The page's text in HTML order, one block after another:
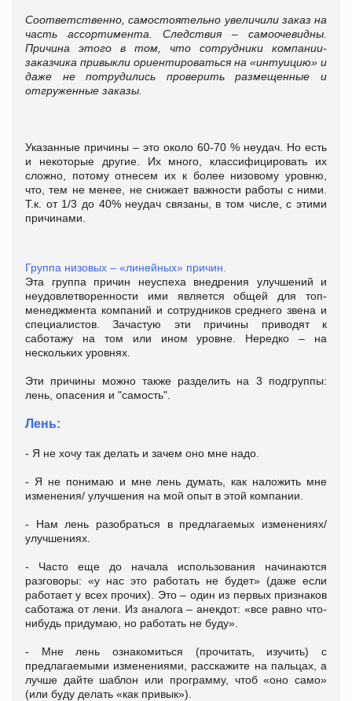
Соответственно, самостоятельно увеличили заказ на
часть ассортимента. Следствия – самоочевидны.
Причина этого в том, что сотрудники компании-
заказчика привыкли ориентироваться на «интуицию» и
даже не потрудились проверить размещенные и
отгруженные заказы.
Указанные причины – это около 60-70 % неудач. Но есть
и некоторые другие. Их много, классифицировать их
сложно, потому отнесем их к более низовому уровню,
что, тем не менее, не снижает важности работы с ними.
Т.к. от 1/3 до 40% неудач связаны, в том числе, с этими
причинами.
Группа низовых – «линейных» причин.
Эта группа причин неуспеха внедрения улучшений и
неудовлетворенности ими является общей для топ-
менеджмента компаний и сотрудников среднего звена и
специалистов. Зачастую эти причины приводят к
саботажу на том или ином уровне. Нередко – на
нескольких уровнях.
Эти причины можно также разделить на 3 подгруппы:
лень, опасения и "самость".
Лень:
- Я не хочу так делать и зачем оно мне надо.
- Я не понимаю и мне лень думать, как наложить мне
изменения/ улучшения на мой опыт в этой компании.
- Нам лень разобраться в предлагаемых изменениях/
улучшениях.
- Часто еще до начала использования начинаются
разговоры: «у нас это работать не будет» (даже если
работает у всех прочих). Это – один из первых признаков
саботажа от лени. Из аналога – анекдот: «все равно что-
нибудь придумаю, но работать не буду».
- Мне лень ознакомиться (прочитать, изучить) с
предлагаемыми изменениями, расскажите на пальцах, а
лучше дайте шаблон или программу, чтоб «оно само»
(или буду делать «как привык»).